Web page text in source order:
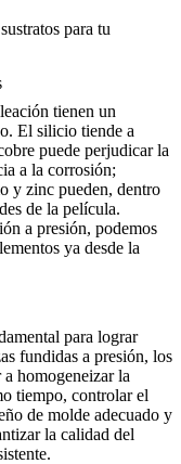
para tu
tienen un
El silicio tiende a
puede perjudicar la
a la corrosión;
y zinc pueden, dentro
de la película.
a presión, podemos
ya desde la
para lograr
fundidas a presión, los
homogeneizar la
tiempo, controlar el
de molde adecuado y
la calidad del